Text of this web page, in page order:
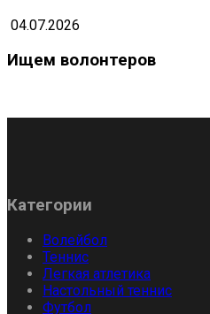
04.07.2026
Ищем волонтеров
Категории
Волейбол
Теннис
Легкая атлетика
Настольный теннис
Футбол